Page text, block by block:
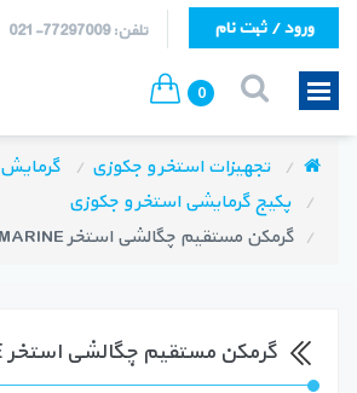
تلفن: 77297009-021 ورود / ثبت نام
0
تجهیزات استخر و جکوزی
گرمایش
پکیج گرمایشی استخر و جکوزی
گرمکن مستقیم چگالشی استخر AQUA MARINE
گرمکن مستقیم چگالشی استخر AQUA MARINE